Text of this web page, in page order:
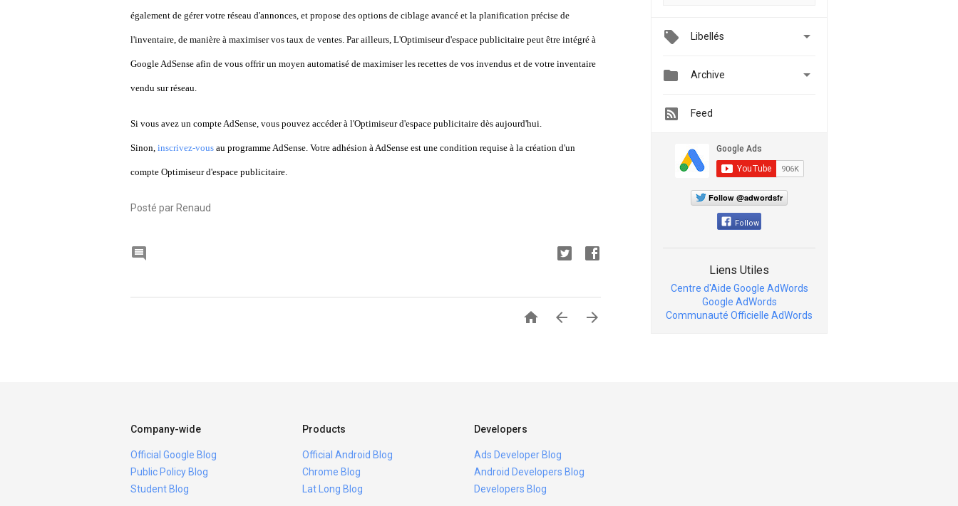
également de gérer votre réseau d'annonces, et propose des options de ciblage avancé et la planification précise de
l'inventaire, de manière à maximiser vos taux de ventes. Par ailleurs, L'Optimiseur d'espace publicitaire peut être intégré à
Google AdSense afin de vous offrir un moyen automatisé de maximiser les recettes de vos invendus et de votre inventaire
vendu sur réseau.
Si vous avez un compte AdSense, vous pouvez accéder à l'Optimiseur d'espace publicitaire dès aujourd'hui.
Sinon, inscrivez-vous au programme AdSense. Votre adhésion à AdSense est une condition requise à la création d'un
compte Optimiseur d'espace publicitaire.
Posté par Renaud

  
Libellés 
 Archive 
Feed
Follow @adwordsfr
Follow
Liens Utiles
Centre d'Aide Google AdWords
Google AdWords
Communauté Officielle AdWords
Company-wide
Official Google Blog
Public Policy Blog
Student Blog
Products
Official Android Blog
Chrome Blog
Lat Long Blog
Developers
Ads Developer Blog
Android Developers Blog
Developers Blog